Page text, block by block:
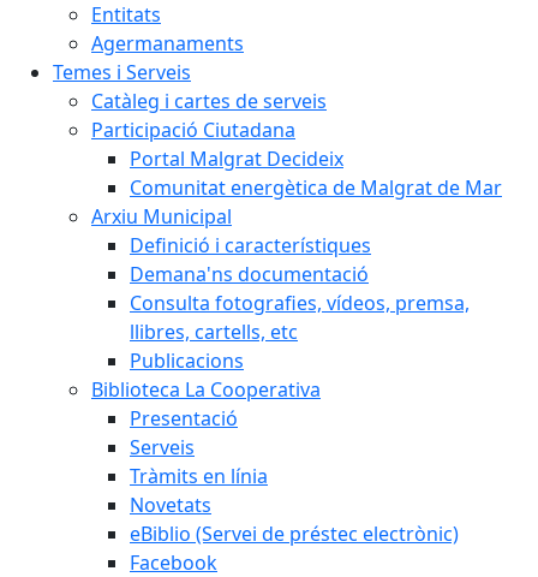
Entitats
Agermanaments
Temes i Serveis
Catàleg i cartes de serveis
Participació Ciutadana
Portal Malgrat Decideix
Comunitat energètica de Malgrat de Mar
Arxiu Municipal
Definició i característiques
Demana'ns documentació
Consulta fotografies, vídeos, premsa,
llibres, cartells, etc
Publicacions
Biblioteca La Cooperativa
Presentació
Serveis
Tràmits en línia
Novetats
eBiblio (Servei de préstec electrònic)
Facebook